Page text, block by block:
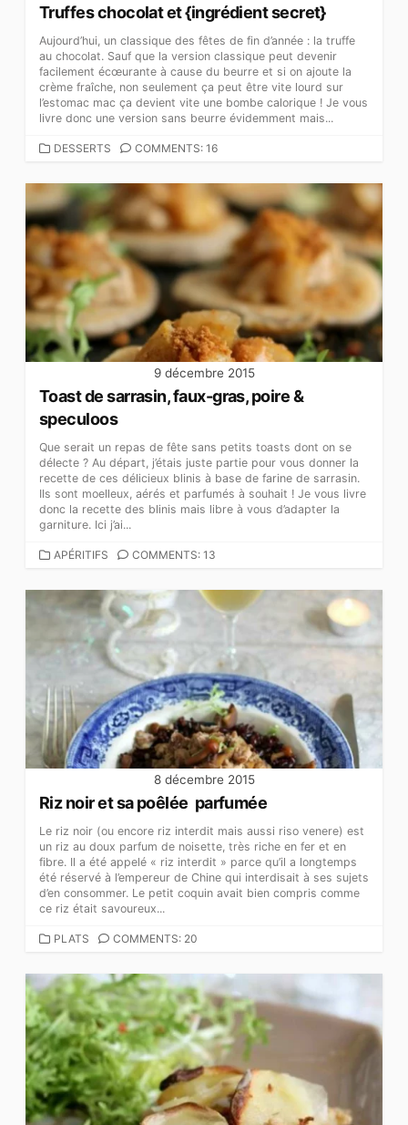
Truffes chocolat et {ingrédient secret}
Aujourd’hui, un classique des fêtes de fin d’année : la truffe
au chocolat. Sauf que la version classique peut devenir
facilement écœurante à cause du beurre et si on ajoute la
crème fraîche, non seulement ça peut être vite lourd sur
l’estomac mac ça devient vite une bombe calorique ! Je vous
livre donc une version sans beurre évidemment mais...
CATEGORIES
DESSERTS COMMENTS: 16
9 décembre 2015
Toast de sarrasin, faux-gras, poire &
speculoos
Que serait un repas de fête sans petits toasts dont on se
délecte ? Au départ, j’étais juste partie pour vous donner la
recette de ces délicieux blinis à base de farine de sarrasin.
Ils sont moelleux, aérés et parfumés à souhait ! Je vous livre
donc la recette des blinis mais libre à vous d’adapter la
garniture. Ici j’ai...
CATEGORIES
APÉRITIFS COMMENTS: 13
8 décembre 2015
Riz noir et sa poêlée parfumée
Le riz noir (ou encore riz interdit mais aussi riso venere) est
un riz au doux parfum de noisette, très riche en fer et en
fibre. Il a été appelé « riz interdit » parce qu’il a longtemps
été réservé à l’empereur de Chine qui interdisait à ses sujets
d’en consommer. Le petit coquin avait bien compris comme
ce riz était savoureux...
CATEGORIES
PLATS COMMENTS: 20